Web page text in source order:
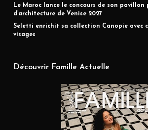
Le Maroc lance le concours de son pavillon
d’architecture de Venise 2027
Seletti enrichit sa collection Canopie avec
visages
Découvrir Famille Actuelle